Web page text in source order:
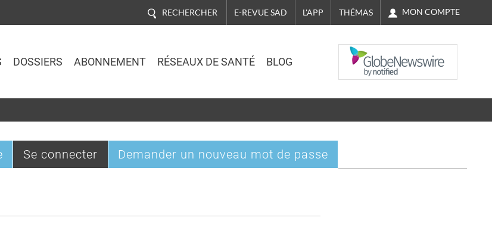
RECHERCHER E-REVUE SAD L'APP THÉMAS MON COMPTE
DOSSIERS ABONNEMENT RÉSEAUX DE SANTÉ BLOG
NASDAQ
Se connecter (onglet
actif)
Demander un nouveau mot de passe